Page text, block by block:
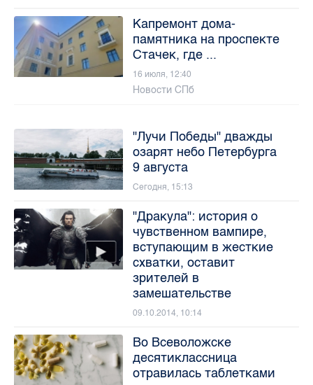
Капремонт дома-
памятника на проспекте
Стачек, где ...
16 июля, 12:40
Новости СПб
"Лучи Победы" дважды
озарят небо Петербурга
9 августа
Сегодня, 15:13
"Дракула": история о
чувственном вампире,
вступающим в жесткие
схватки, оставит
зрителей в
замешательстве
09.10.2014, 10:14
Во Всеволожске
десятиклассница
отравилась таблетками